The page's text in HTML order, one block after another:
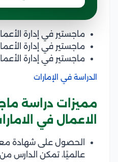
ماجستير في إدارة
ماجستير في إدارة
ماجستير في إدارة
الدراسة في الإمارات
مميزات دراسة
الاعمال في
الحصول على شهادة
عالميًا، تمكن الدارس من